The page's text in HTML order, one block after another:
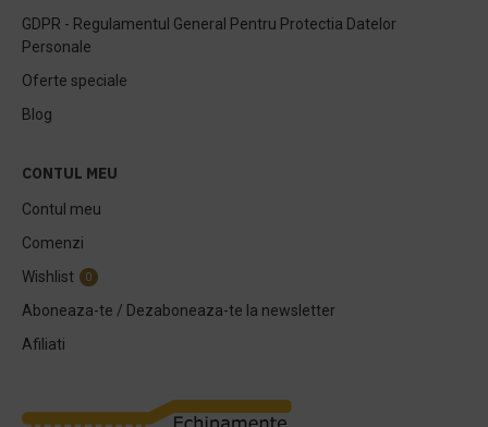
GDPR - Regulamentul General Pentru Protectia Datelor
Personale
Oferte speciale
Blog
CONTUL MEU
Contul meu
Comenzi
Wishlist
0
Aboneaza-te / Dezaboneaza-te la newsletter
Afiliati